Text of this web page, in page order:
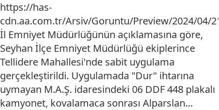
https://has-
cdn.aa.com.tr/Arsiv/Goruntu/Preview/2024/04/
İl Emniyet Müdürlüğünün açıklamasına göre,
Seyhan İlçe Emniyet Müdürlüğü ekiplerince
Tellidere Mahallesi'nde sabit uygulama
gerçekleştirildi. Uygulamada "Dur" ihtarına
uymayan M.A.Ş. idaresindeki 06 DDF 448 plakalı
kamyonet, kovalamaca sonrası Alparslan…